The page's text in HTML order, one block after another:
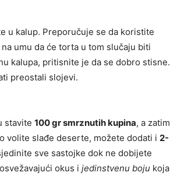
u kalup. Preporučuje se da koristite
umu da će torta u tom slučaju biti
kalupa, pritisnite je da se dobro stisne.
preostali slojevi.
stavite 100 gr smrznutih kupina, a zatim
volite slađe deserte, možete dodati i 2-
sve sastojke dok ne dobijete
okus i jedinstvenu boju koja